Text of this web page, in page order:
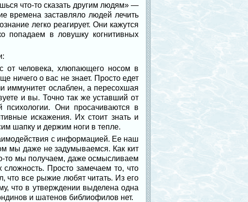
что-то сказать другим людям» —
времена заставляло людей лечить
легко реагирует. Они кажутся
попадаем в ловушку когнитивных
от человека, хлюпающего носом в
ничего о вас не знает. Просто едет
иммунитет ослаблен, а пересохшая
и вы. Точно так же уставший от
психологии. Они просачиваются в
искажения. Их стоит знать и
шапку и держим ноги в тепле.
с информацией. Ее наш
мы даже не задумываемся. Как кит
то мы получаем, даже осмысливаем
Просто замечаем то, что
что все рыжие любят читать. Из его
что в утверждении выделена одна
и шатенов библиофилов нет.